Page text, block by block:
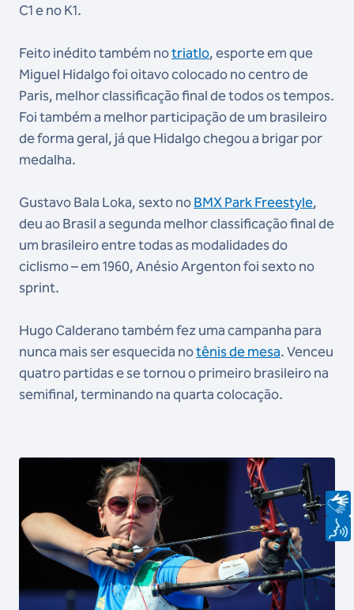
C1 e no K1.
Feito inédito também notriatlo, esporte em que
Miguel Hidalgo foi oitavo colocado no centro de
Paris, melhor classificação final de todos os tempos.
Foi também a melhor participação de um brasileiro
de forma geral, já que Hidalgo chegou a brigar por
medalha.
Gustavo Bala Loka, sexto noBMX Park Freestyle,
deu ao Brasil a segunda melhor classificação final de
um brasileiro entre todas as modalidades do
ciclismo – em 1960, Anésio Argenton foi sexto no
sprint.
Hugo Calderano também fez uma campanha para
nunca mais ser esquecida notênis de mesa. Venceu
quatro partidas e se tornou o primeiro brasileiro na
semifinal, terminando na quarta colocação.